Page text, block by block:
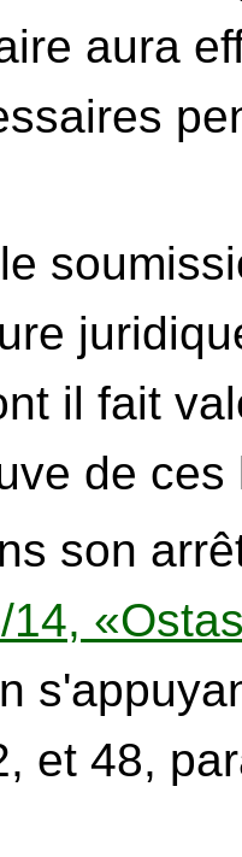
aura
il fait
de ces
son
14,
et 48,